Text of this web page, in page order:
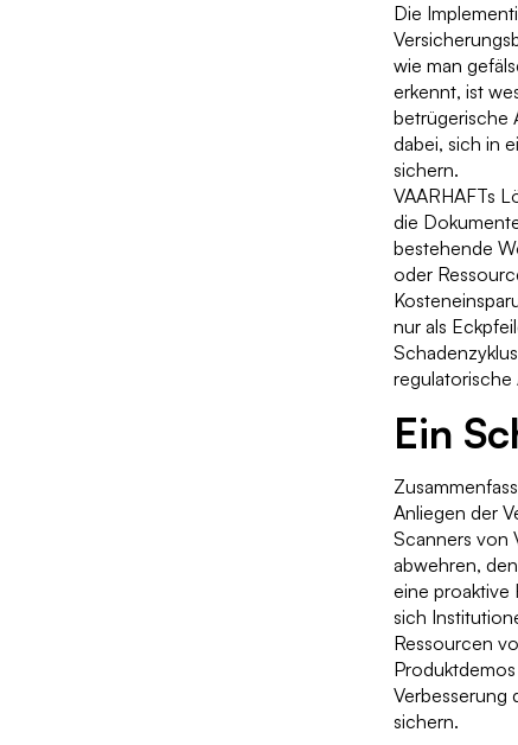
Die
wie man
erkennt, ist
betrügerische
dabei, sich in
sichern.
VAARHAFTs
die
bestehende
oder
nur als
regulatorische
Ein
Anliegen der
Scanners von
abwehren,
eine proaktive
sich
Ressourcen
Verbesserung
sichern.